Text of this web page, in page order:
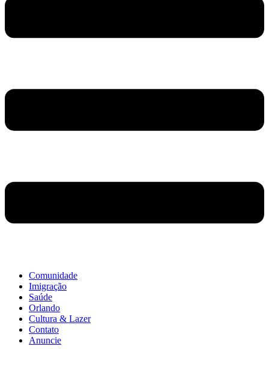
Comunidade
Imigração
Saúde
Orlando
Cultura & Lazer
Contato
Anuncie